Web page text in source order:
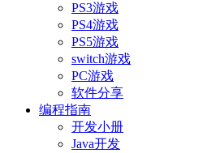
PS3游戏
PS4游戏
PS5游戏
switch游戏
PC游戏
软件分享
编程指南
开发小册
Java开发